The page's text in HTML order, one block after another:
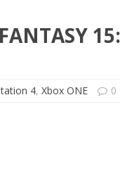
4,Xbox ONE 0